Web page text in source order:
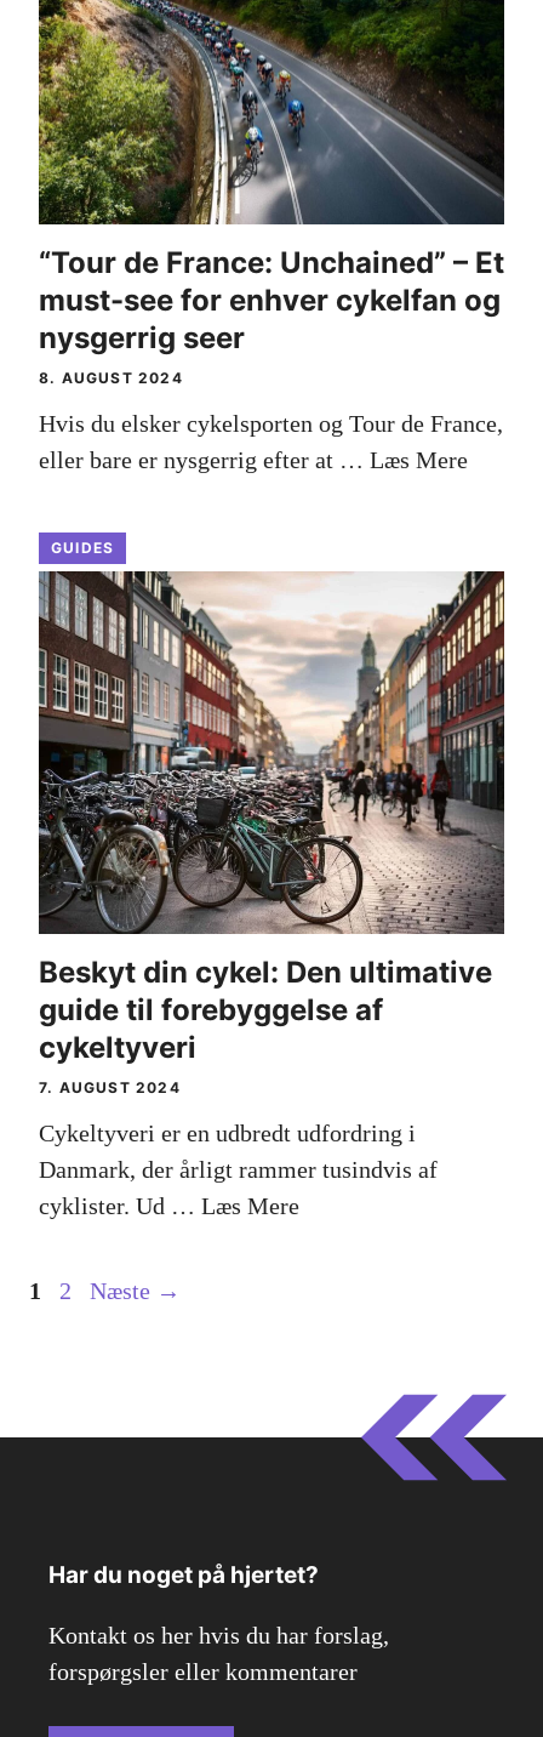
“Tour de France: Unchained” – Et
must-see for enhver cykelfan og
nysgerrig seer
8. AUGUST 2024
Hvis du elsker cykelsporten og Tour de France,
eller bare er nysgerrig efter at … Læs Mere
GUIDES
Beskyt din cykel: Den ultimative
guide til forebyggelse af
cykeltyveri
7. AUGUST 2024
Cykeltyveri er en udbredt udfordring i
Danmark, der årligt rammer tusindvis af
cyklister. Ud … Læs Mere
Side
1 Side
2 Næste →
Har du noget på hjertet?
Kontakt os her hvis du har forslag,
forspørgsler eller kommentarer